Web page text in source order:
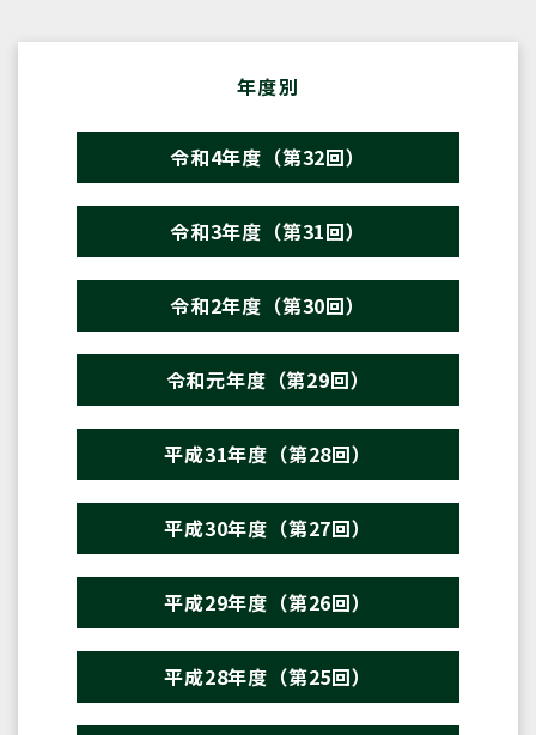
年度別
令和4年度（第32回）
令和3年度（第31回）
令和2年度（第30回）
令和元年度（第29回）
平成31年度（第28回）
平成30年度（第27回）
平成29年度（第26回）
平成28年度（第25回）